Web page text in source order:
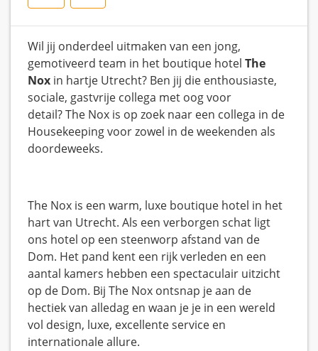
Wil jij onderdeel uitmaken van een jong,
gemotiveerd team in het boutique hotel The
Nox in hartje Utrecht? Ben jij die enthousiaste,
sociale, gastvrije collega met oog voor
detail? The Nox is op zoek naar een collega in de
Housekeeping voor zowel in de weekenden als
doordeweeks.
The Nox is een warm, luxe boutique hotel in het
hart van Utrecht. Als een verborgen schat ligt
ons hotel op een steenworp afstand van de
Dom. Het pand kent een rijk verleden en een
aantal kamers hebben een spectaculair uitzicht
op de Dom. Bij The Nox ontsnap je aan de
hectiek van alledag en waan je je in een wereld
vol design, luxe, excellente service en
internationale allure.